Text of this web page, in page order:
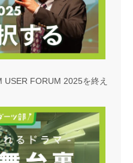
USER FORUM 2025を終え